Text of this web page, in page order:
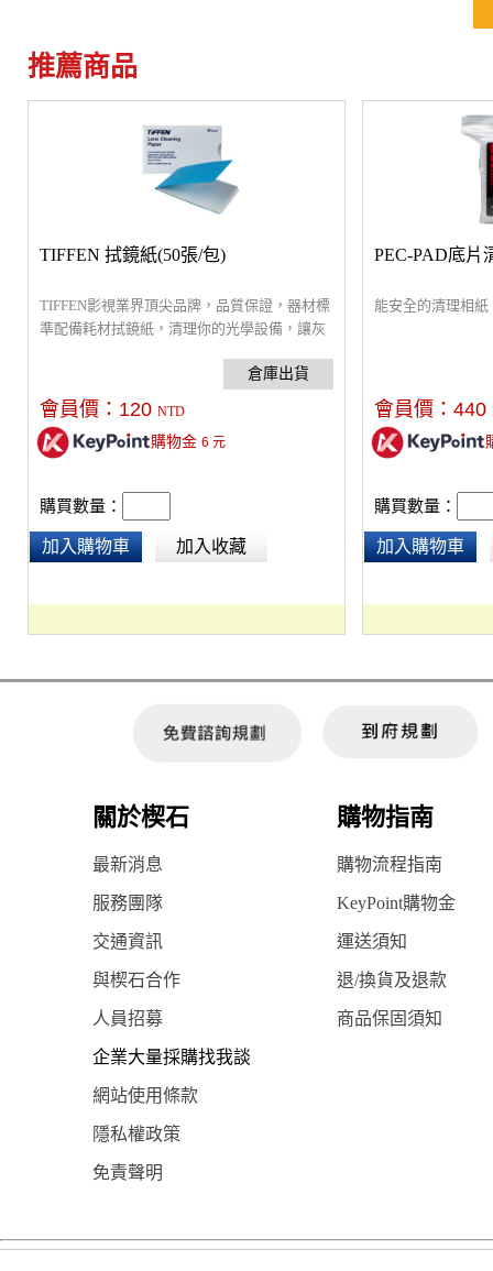
推薦商品
TIFFEN 拭鏡紙(50張/包)
TIFFEN影視業界頂尖品牌，品質保證，器材標
準配備耗材拭鏡紙，清理你的光學設備，讓灰
包，共2500張，每包尺寸 7 x11.5 cm。
會員價： 120 NTD
購物金 6 元
購買數量：
加入購物車 加入收藏
PEC-PAD底片
能安全的清理相
會員價： 440
購買數量：
加入購物車
關於楔石 購物指南
最新消息 購物流程指南
服務團隊 KeyPoint購物金
交通資訊 運送須知
與楔石合作 退/換貨及退款
人員招募 商品保固須知
企業大量採購找我談
網站使用條款
隱私權政策
免責聲明